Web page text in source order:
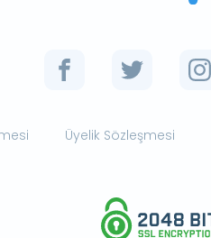
Üyelik Sözleşmesi